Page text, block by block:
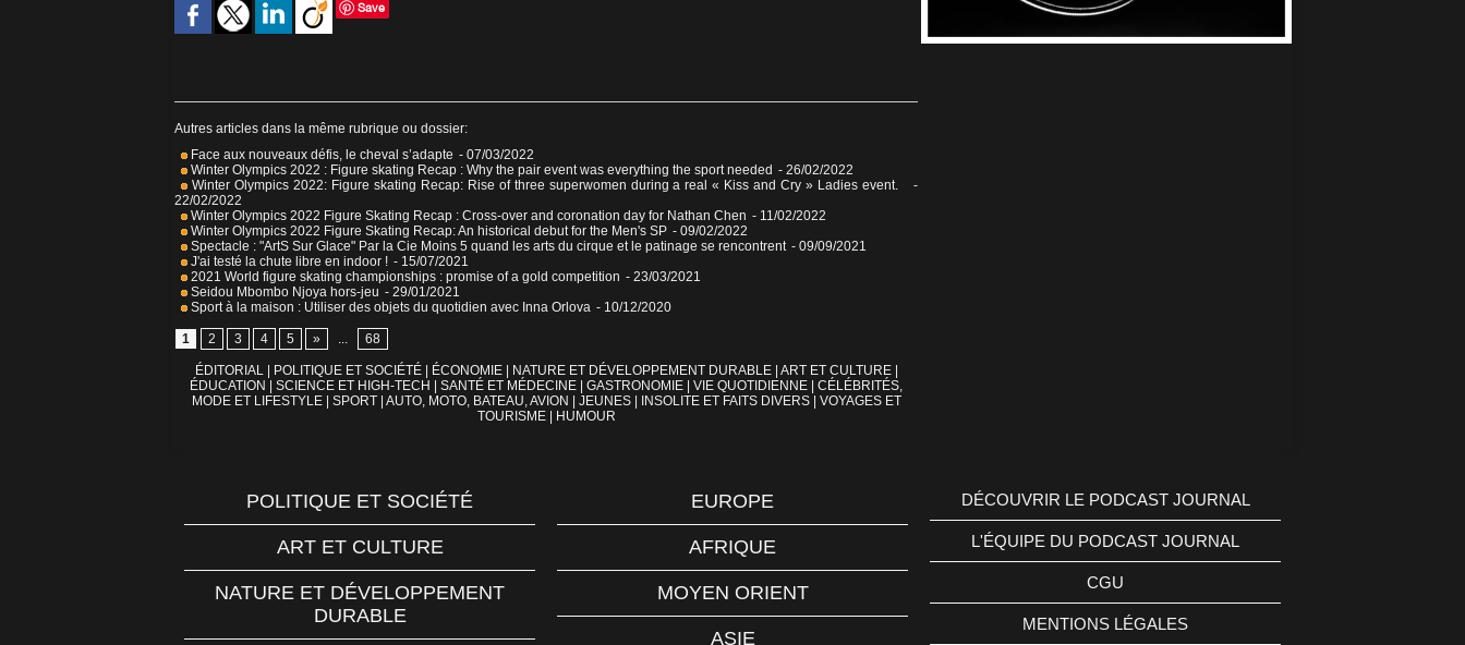
Save
Autres articles dans la même rubrique ou dossier:
Face aux nouveaux défis, le cheval s’adapte - 07/03/2022
Winter Olympics 2022 : Figure skating Recap : Why the pair event was everything the sport needed - 26/02/2022
Winter Olympics 2022: Figure skating Recap: Rise of three superwomen during a real « Kiss and Cry » Ladies event.
-
22/02/2022
Winter Olympics 2022 Figure Skating Recap : Cross-over and coronation day for Nathan Chen - 11/02/2022
Winter Olympics 2022 Figure Skating Recap: An historical debut for the Men's SP - 09/02/2022
Spectacle : "ArtS Sur Glace" Par la Cie Moins 5 quand les arts du cirque et le patinage se rencontrent - 09/09/2021
J'ai testé la chute libre en indoor ! - 15/07/2021
2021 World figure skating championships : promise of a gold competition - 23/03/2021
Seidou Mbombo Njoya hors-jeu - 29/01/2021
Sport à la maison : Utiliser des objets du quotidien avec Inna Orlova - 10/12/2020
1 2 3 4 5 » ... 68
ÉDITORIAL POLITIQUE ET SOCIÉTÉ ÉCONOMIE NATURE ET DÉVELOPPEMENT DURABLE ART ET CULTURE
ÉDUCATION
SCIENCE ET HIGH-TECH SANTÉ ET MÉDECINE GASTRONOMIE VIE QUOTIDIENNE
CÉLÉBRITÉS,
MODE ET LIFESTYLE
SPORT AUTO, MOTO, BATEAU, AVION JEUNES INSOLITE ET FAITS DIVERS
VOYAGES ET
TOURISME
HUMOUR
POLITIQUE ET SOCIÉTÉ
ART ET CULTURE
NATURE ET DÉVELOPPEMENT
DURABLE
EUROPE
AFRIQUE
MOYEN ORIENT
ASIE
DÉCOUVRIR LE PODCAST JOURNAL
L'ÉQUIPE DU PODCAST JOURNAL
CGU
MENTIONS LÉGALES